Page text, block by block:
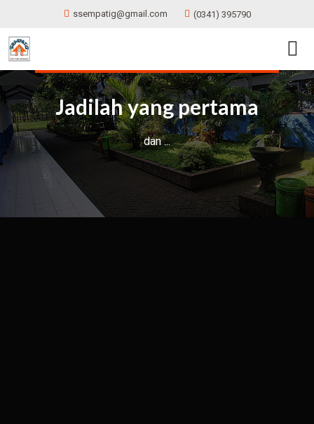
ssempatig@gmail.com (0341) 395790
Selamat Datang
Jadilah yang pertama
dan ...